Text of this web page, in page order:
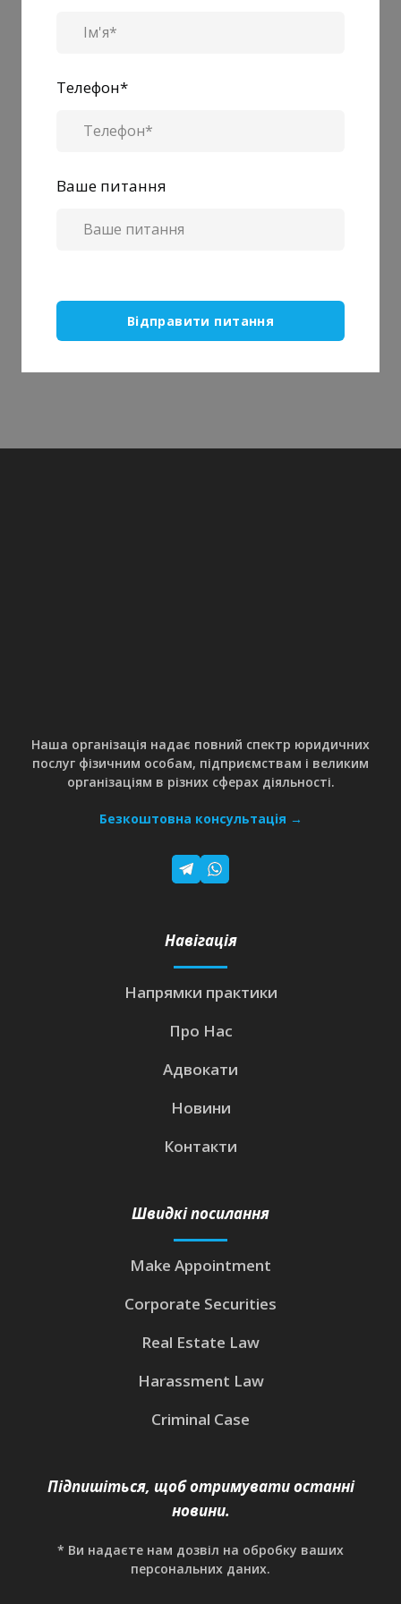
Телефон*
Ваше питання
Відправити питання
Наша організація надає повний спектр юридичних
послуг фізичним особам, підприємствам і великим
організаціям в різних сферах діяльності.
Безкоштовна консультація →
Навігація
Напрямки практики
Про Нас
Адвокати
Новини
Контакти
Швидкі посилання
Make Appointment
Corporate Securities
Real Estate Law
Harassment Law
Criminal Case
Підпишіться, щоб отримувати останні
новини.
* Ви надаєте нам дозвіл на обробку ваших
персональних даних.